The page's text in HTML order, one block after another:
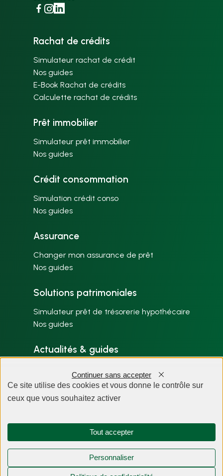
Facebook
Instagram
Rachat de crédits
Simulateur rachat de crédit
Nos guides
E-Book Rachat de crédits
Calculette rachat de crédits
Prêt immobilier
Simulateur prêt immobilier
Nos guides
Crédit consommation
Simulation crédit conso
Nos guides
Assurance
Changer mon assurance de prêt
Nos guides
Solutions patrimoniales
Simulateur prêt de trésorerie hypothécaire
Nos guides
Actualités & guides
Plan du site
Ce site utilise des cookies et vous donne le contrôle sur
ceux que vous souhaitez activer
Tout accepter
Continuer sans accepter
Personnaliser